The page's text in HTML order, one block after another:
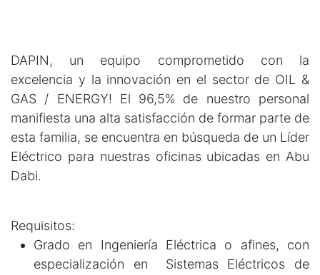
DAPIN, un equipo comprometido con la
excelencia y la innovación en el sector de OIL &
GAS / ENERGY! El 96,5% de nuestro personal
manifiesta una alta satisfacción de formar parte de
esta familia, se encuentra en búsqueda de un Líder
Eléctrico para nuestras oficinas ubicadas en Abu
Dabi.
Requisitos:
Grado en Ingeniería Eléctrica o afines, con
especialización en Sistemas Eléctricos de